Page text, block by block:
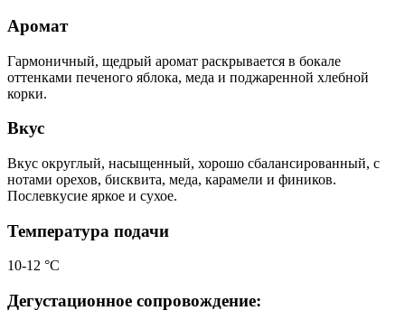
Аромат
Гармоничный, щедрый аромат раскрывается в бокале
оттенками печеного яблока, меда и поджаренной хлебной
корки.
Вкус
Вкус округлый, насыщенный, хорошо сбалансированный, с
нотами орехов, бисквита, меда, карамели и фиников.
Послевкусие яркое и сухое.
Температура подачи
10-12 °С
Дегустационное сопровождение: